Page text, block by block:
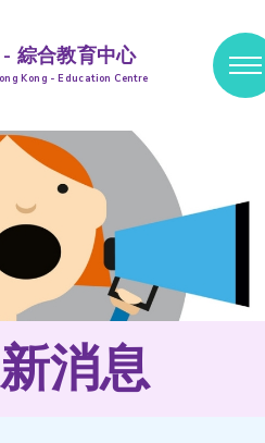
綜合教育中心
Kong - Education Centre
消息